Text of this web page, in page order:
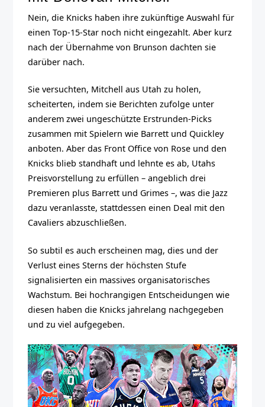
Nein, die Knicks haben ihre zukünftige Auswahl für
einen Top-15-Star noch nicht eingezahlt. Aber kurz
nach der Übernahme von Brunson dachten sie
darüber nach.
Sie versuchten, Mitchell aus Utah zu holen,
scheiterten, indem sie Berichten zufolge unter
anderem zwei ungeschützte Erstrunden-Picks
zusammen mit Spielern wie Barrett und Quickley
anboten. Aber das Front Office von Rose und den
Knicks blieb standhaft und lehnte es ab, Utahs
Preisvorstellung zu erfüllen – angeblich drei
Premieren plus Barrett und Grimes –, was die Jazz
dazu veranlasste, stattdessen einen Deal mit den
Cavaliers abzuschließen.
So subtil es auch erscheinen mag, dies und der
Verlust eines Sterns der höchsten Stufe
signalisierten ein massives organisatorisches
Wachstum. Bei hochrangigen Entscheidungen wie
diesen haben die Knicks jahrelang nachgegeben
und zu viel aufgegeben.